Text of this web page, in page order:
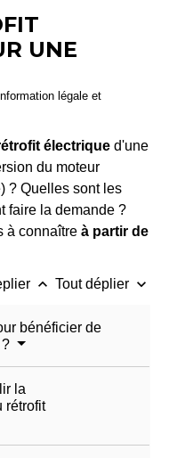
UNE
légale et
électrique d'une
du moteur
? Quelles sont les
faire la demande ?
à connaître à partir de
keyboard_arrow_up Tout déplier keyboard_arrow_down
bénéficier de
la
rétrofit